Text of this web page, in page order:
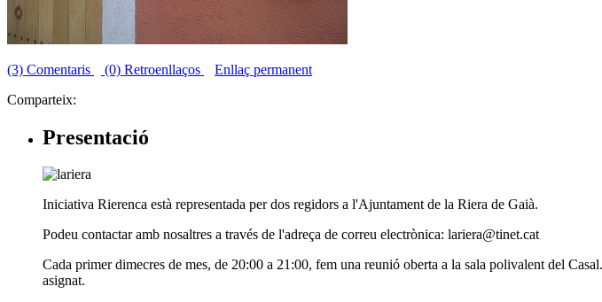
(3) Comentaris (0) Retroenllaços
Enllaç permanent
Comparteix:
Presentació
Iniciativa Rierenca està representada per dos regidors a l'Ajuntament de la Riera de Gaià.
Podeu contactar amb nosaltres a través de l'adreça de correu electrònica: lariera@tinet.cat
Cada primer dimecres de mes, de 20:00 a 21:00, fem una reunió oberta a la sala polivalent del
asignat.